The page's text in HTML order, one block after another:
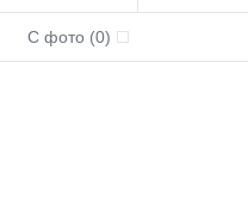
С фото (0)